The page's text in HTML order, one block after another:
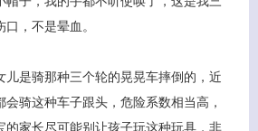
，不是晕血。
儿是骑那种三个轮的晃晃车摔倒的，近
骑这种车子跟头，危险系数相当高，
的家长尽可能别让孩子玩这种玩具，非